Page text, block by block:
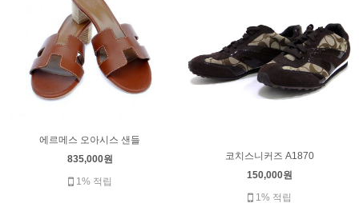
에르메스 오아시스 샌들
835,000원
1% 적립
코치스니커즈 A1870
150,000원
1% 적립